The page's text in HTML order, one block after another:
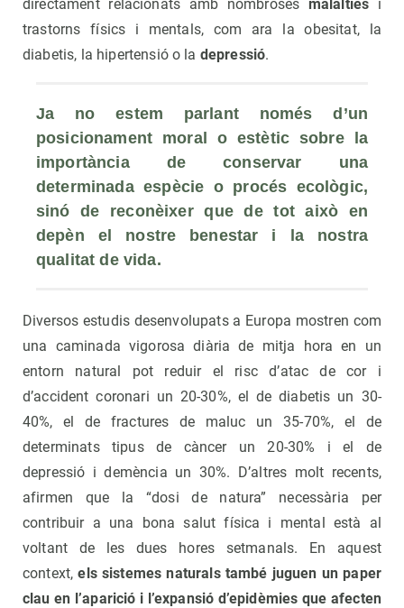
directament relacionats amb nombroses malalties i
trastorns físics i mentals, com ara la obesitat, la
diabetis, la hipertensió o la depressió.
Ja no estem parlant només d’un
posicionament moral o estètic sobre la
importància de conservar una
determinada espècie o procés ecològic,
sinó de reconèixer que de tot això en
depèn el nostre benestar i la nostra
qualitat de vida.
Diversos estudis desenvolupats a Europa mostren com
una caminada vigorosa diària de mitja hora en un
entorn natural pot reduir el risc d’atac de cor i
d’accident coronari un 20-30%, el de diabetis un 30-
40%, el de fractures de maluc un 35-70%, el de
determinats tipus de càncer un 20-30% i el de
depressió i demència un 30%. D’altres molt recents,
afirmen que la “dosi de natura” necessària per
contribuir a una bona salut física i mental està al
voltant de les dues hores setmanals. En aquest
context,els sistemes naturals també juguen un paper
clau en l’aparició i l’expansió d’epidèmies que afecten